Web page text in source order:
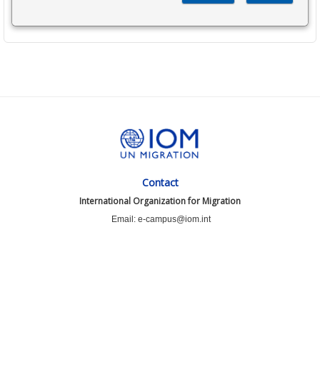
Contact
International Organization for Migration
Email: e-campus@iom.int